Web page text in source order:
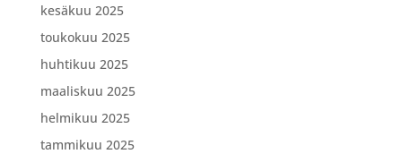
kesäkuu 2025
toukokuu 2025
huhtikuu 2025
maaliskuu 2025
helmikuu 2025
tammikuu 2025